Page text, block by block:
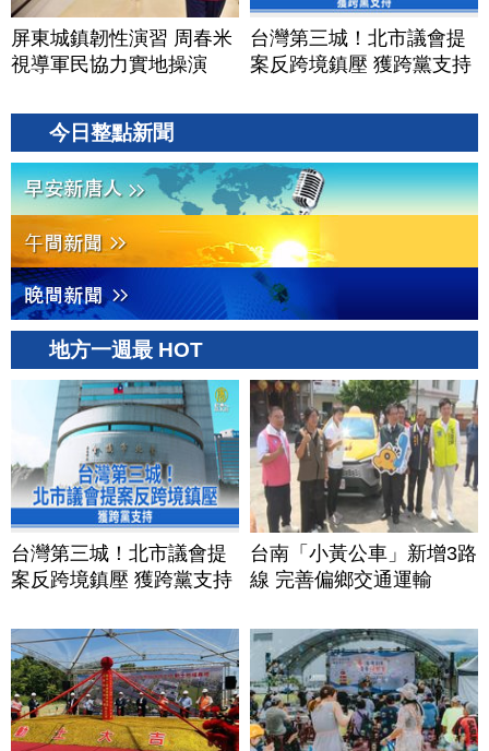
屏東城鎮韌性演習 周春米
視導軍民協力實地操演
台灣第三城！北市議會提
案反跨境鎮壓 獲跨黨支持
今日整點新聞
地方一週最 HOT
台灣第三城！北市議會提
案反跨境鎮壓 獲跨黨支持
台南「小黃公車」新增3路
線 完善偏鄉交通運輸